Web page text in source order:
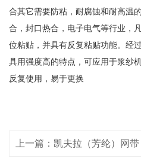
合其它需要防粘，耐腐蚀和耐高温
合，封口热合，电子电气等行业，
位粘贴，并具有反复粘贴功能。经
具用强度高的特点，可应用于浆纱
反复使用，易于更换
上一篇：凯夫拉（芳纶）网带